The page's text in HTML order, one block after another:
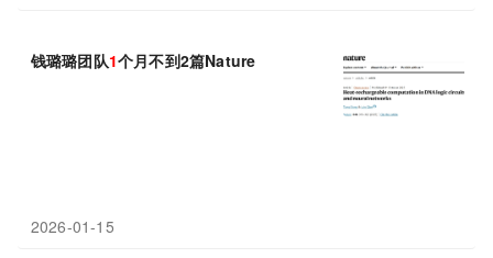
钱璐璐团队1个月不到2篇Nature
2026-01-15